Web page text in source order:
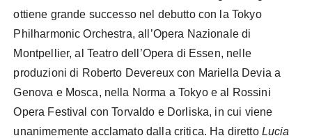
ottiene grande successo nel debutto con la Tokyo
Philharmonic Orchestra, all’Opera Nazionale di
Montpellier, al Teatro dell’Opera di Essen, nelle
produzioni di Roberto Devereux con Mariella Devia a
Genova e Mosca, nella Norma a Tokyo e al Rossini
Opera Festival con Torvaldo e Dorliska, in cui viene
unanimemente acclamato dalla critica. Ha diretto Lucia